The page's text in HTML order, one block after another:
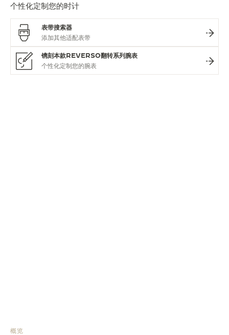
个性化定制您的时计
表带搜索器
镌刻本款REVERSO翻转系列腕表
概览